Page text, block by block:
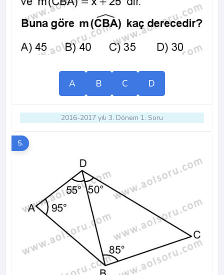
A B C D
2016-2017 yılı 3. Dönem 1. Soru
5.